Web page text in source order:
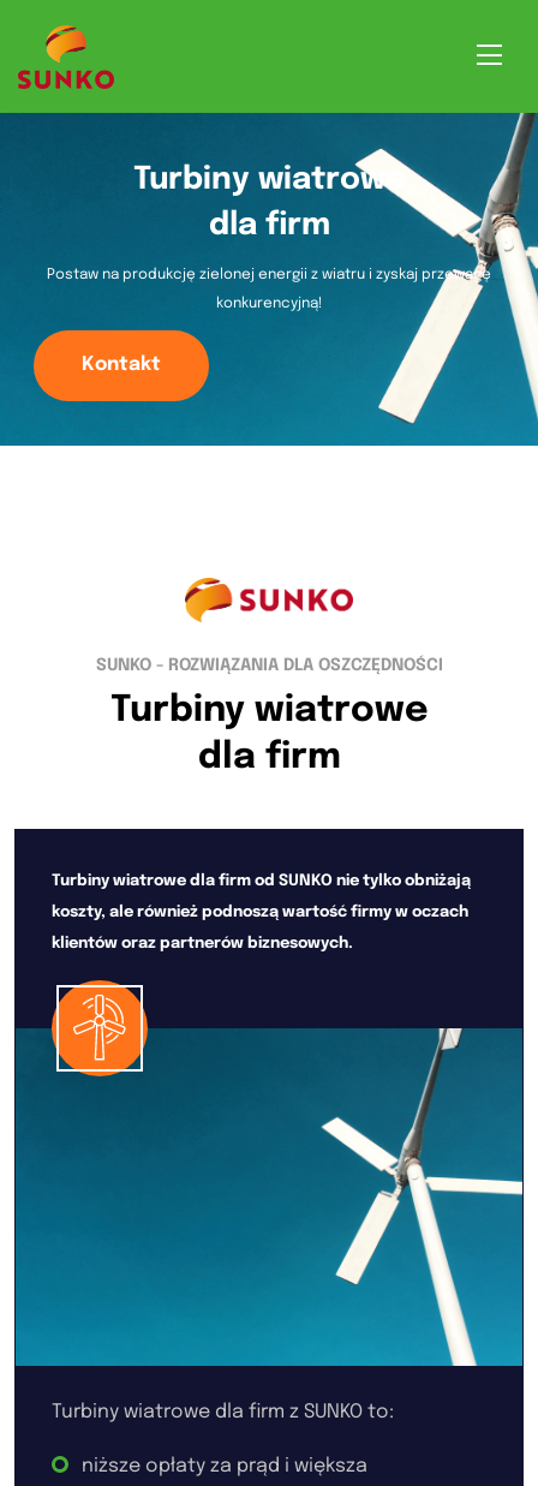
Turbiny wiatrowe
dla firm
Postaw na produkcję zielonej energii z wiatru i zyskaj przewagę
konkurencyjną!
Kontakt
SUNKO - ROZWIĄZANIA DLA OSZCZĘDNOŚCI
Turbiny wiatrowe
dla firm
Turbiny wiatrowe dla firm od SUNKO nie tylko obniżają
koszty, ale również podnoszą wartość firmy w oczach
klientów oraz partnerów biznesowych.
Turbiny wiatrowe dla firm z SUNKO to:
niższe opłaty za prąd i większa